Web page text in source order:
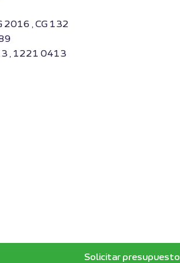
2016 , CG 132
, 1221 0413
Solicitar presupuesto